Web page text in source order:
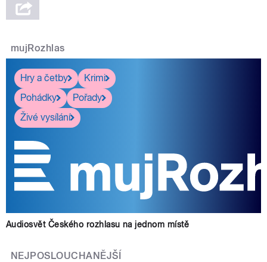
mujRozhlas
Hry a četby
Krimi
Pohádky
Pořady
Živé vysílání
Audiosvět Českého rozhlasu na jednom místě
NEJPOSLOUCHANĚJŠÍ